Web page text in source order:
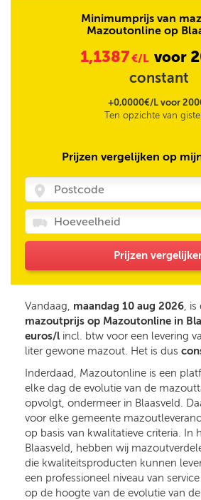
Minimumprijs van
Mazoutonline op
1,1387€/L voor
constant
+0,0000€/L voor
Ten opzichte van
Prijzen vergelijken op
Prijzen
Vandaag, maandag 10 aug 2026, is
mazoutprijs op Mazoutonline in
euros/l incl. btw voor een levering
liter gewone mazout. Het is dus
Inderdaad, Mazoutonline is een
elke dag de evolutie van de
opvolgt, ondermeer in Blaasveld.
voor elke gemeente
op basis van kwalitatieve criteria. In
Blaasveld, hebben wij
die kwaliteitsproducten kunnen
een professioneel niveau van
op de hoogte van de evolutie van